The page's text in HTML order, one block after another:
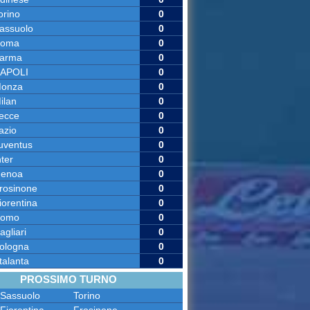
0
0
0
0
0
0
0
0
0
0
0
0
0
0
0
0
0
0
PROSSIMO TURNO
Sassuolo
Torino